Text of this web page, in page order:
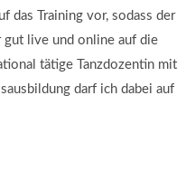
das Training vor, sodass der
gut live und online auf die
tätige Tanzdozentin mit
darf ich dabei auf